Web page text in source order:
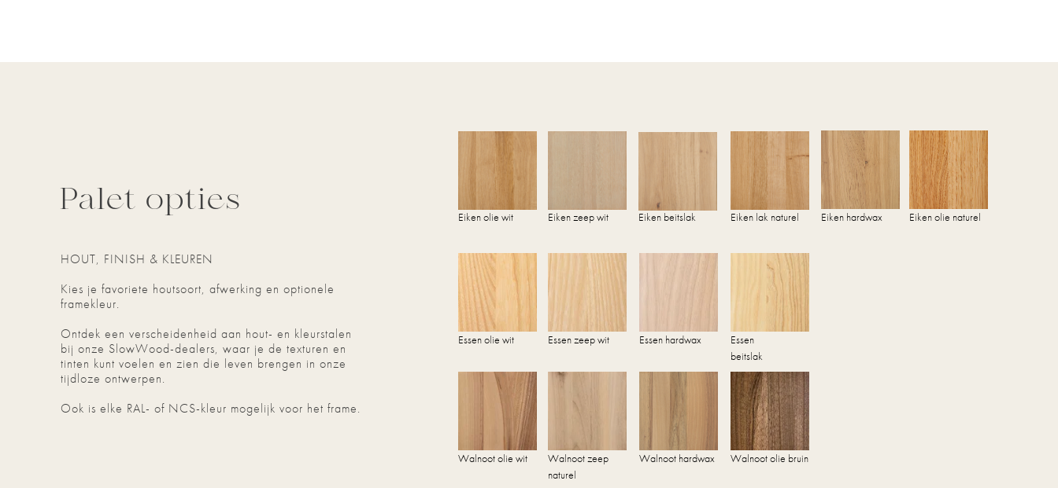
HOUT, FINISH & KLEUREN
Kies je favoriete houtsoort, afwerking en optionele
framekleur.
Ontdek een verscheidenheid aan hout- en kleurstalen
bij onze SlowWood-dealers, waar je de texturen en
tinten kunt voelen en zien die leven brengen in onze
tijdloze ontwerpen.
Ook is elke RAL- of NCS-kleur mogelijk voor het frame.
Essen olie wit Essen zeep wit Essen hardwax
Essen
beitslak
Eiken olie wit Eiken zeep wit
Walnoot hardwax Walnoot olie bruin
Walnoot olie wit
Walnoot zeep
naturel
Palet opties Eiken beitslak Eiken hardwax Eiken olie naturel
Eiken lak naturel